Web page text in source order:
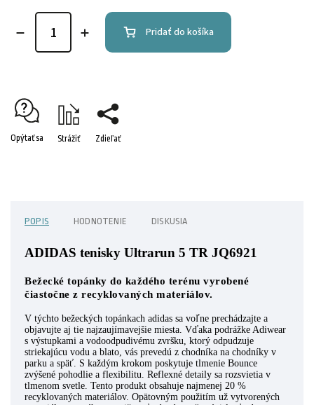
Pridať do košíka
Opýtať sa Strážiť Zdieľať
POPIS HODNOTENIE DISKUSIA
ADIDAS tenisky Ultrarun 5 TR JQ6921
Bežecké topánky do každého terénu vyrobené
čiastočne z recyklovaných materiálov.
V týchto bežeckých topánkach adidas sa voľne prechádzajte a
objavujte aj tie najzaujímavejšie miesta. Vďaka podrážke Adiwear
s výstupkami a vodoodpudivému zvršku, ktorý odpudzuje
striekajúcu vodu a blato, vás prevedú z chodníka na chodníky v
parku a späť. S každým krokom poskytuje tlmenie Bounce
zvýšené pohodlie a flexibilitu. Reflexné detaily sa rozsvietia v
tlmenom svetle. Tento produkt obsahuje najmenej 20 %
recyklovaných materiálov. Opätovným použitím už vytvorených